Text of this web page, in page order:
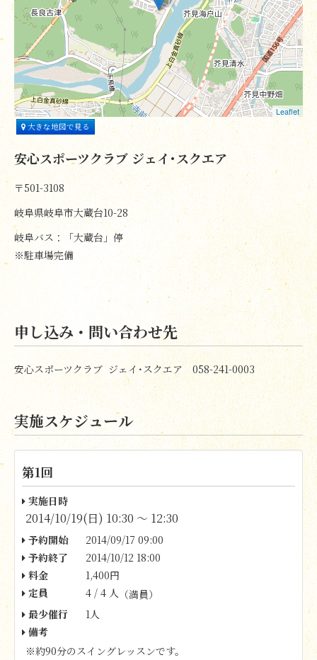
Leaflet
大きな地図で見る
安心スポーツクラブ ジェイ･スクエア
〒501-3108
岐阜県岐阜市大蔵台10-28
岐阜バス：「大蔵台」停
※駐車場完備
申し込み・問い合わせ先
安心スポーツクラブ ジェイ･スクエア 058-241-0003
実施スケジュール
第1回
実施日時
2014/10/19(日) 10:30 〜 12:30
予約開始
2014/09/17 09:00
予約終了
2014/10/12 18:00
料金
1,400円
定員
4 / 4 人 （満員）
最少催行
1人
備考
※約90分のスイングレッスンです。